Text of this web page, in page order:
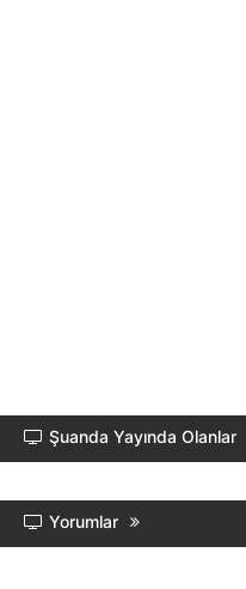
Şuanda Yayında Olanlar
Yorumlar